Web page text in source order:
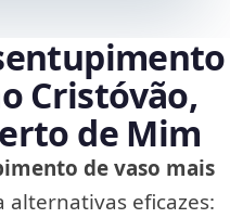
Cristóvão,
de Mim
de vaso mais
alternativas eficazes: